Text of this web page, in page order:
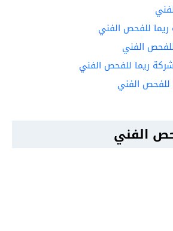
للفحص الفني
الفني
ريما للفحص الفني
الفني
الفني